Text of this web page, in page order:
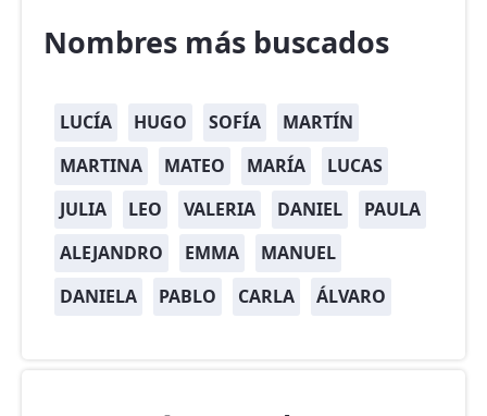
Nombres más buscados
LUCÍA HUGO SOFÍA
MARTÍN
MARTINA
MATEO MARÍA
LUCAS
JULIA
LEO VALERIA DANIEL
PAULA
ALEJANDRO
EMMA
MANUEL
DANIELA
PABLO CARLA ÁLVARO